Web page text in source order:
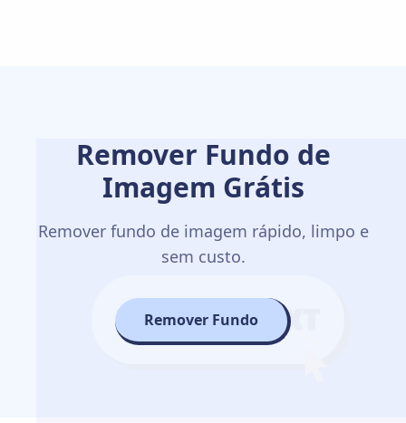
Remover Fundo de
Imagem Grátis
Remover fundo de imagem rápido, limpo e
sem custo.
Remover Fundo